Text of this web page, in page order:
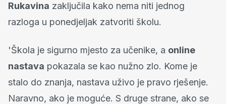
Rukavina zaključila kako nema niti jednog
razloga u ponedjeljak zatvoriti školu.
'Škola je sigurno mjesto za učenike, a online
nastava pokazala se kao nužno zlo. Kome je
stalo do znanja, nastava uživo je pravo rješenje.
Naravno, ako je moguće. S druge strane, ako se